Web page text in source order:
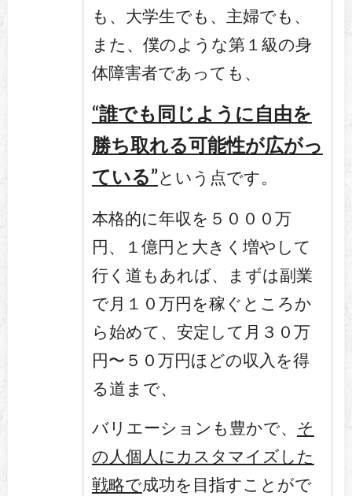
も、大学生でも、主婦でも、
また、僕のような第１級の身
体障害者であっても、
“誰でも同じように自由を
勝ち取れる可能性が広がっ
ている”という点です。
本格的に年収を５０００万
円、１億円と大きく増やして
行く道もあれば、まずは副業
で月１０万円を稼ぐところか
ら始めて、安定して月３０万
円〜５０万円ほどの収入を得
る道まで、
バリエーションも豊かで、 そ
の人個人にカスタマイズした
戦略で成功を目指すことがで